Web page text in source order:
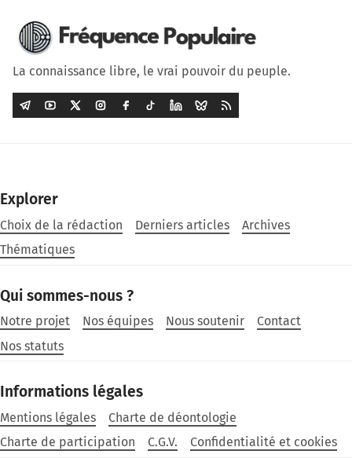
La connaissance libre, le vrai pouvoir du peuple.
Explorer
Choix de la rédaction Derniers articles
Archives
Thématiques
Qui sommes-nous ?
Notre projet Nos équipes Nous soutenir
Contact
Nos statuts
Informations légales
Mentions légales
Charte de déontologie
Charte de participation
C.G.V. Confidentialité et cookies